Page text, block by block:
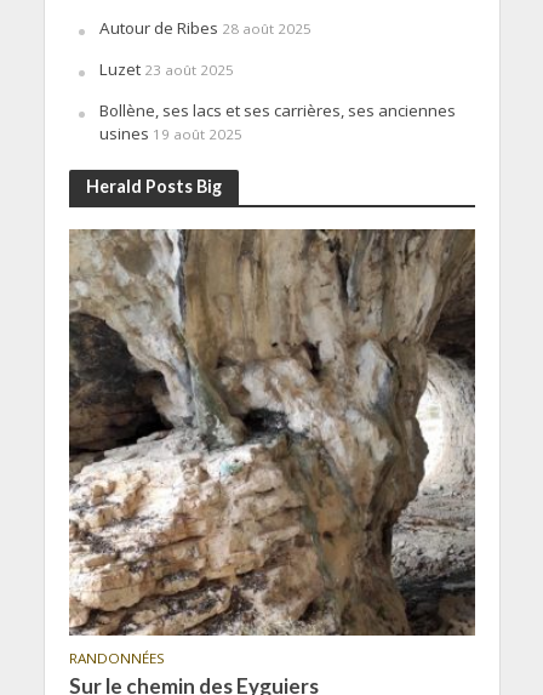
Autour de Ribes 28 août 2025
Luzet 23 août 2025
Bollène, ses lacs et ses carrières, ses anciennes
usines 19 août 2025
Herald Posts Big
RANDONNÉES
Sur le chemin des Eyguiers